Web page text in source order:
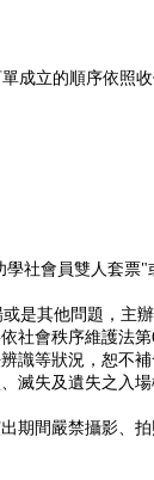
成立的順序依照
學社會員雙人套票
是其他問題，主
社會秩序維護法
識等狀況，恕不
失及遺失之入
期間嚴禁攝影、